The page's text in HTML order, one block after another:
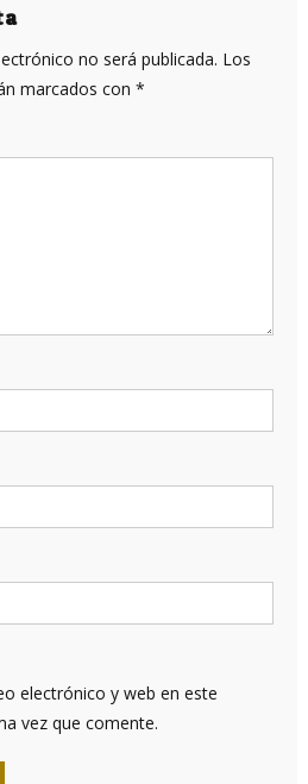
no será publicada. Los
marcados con *
electrónico y web en este
vez que comente.